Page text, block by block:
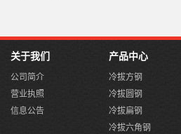
关于我们
公司简介
营业执照
信息公告
产品中心
冷拔方钢
冷拔圆钢
冷拔扁钢
冷拔六角钢